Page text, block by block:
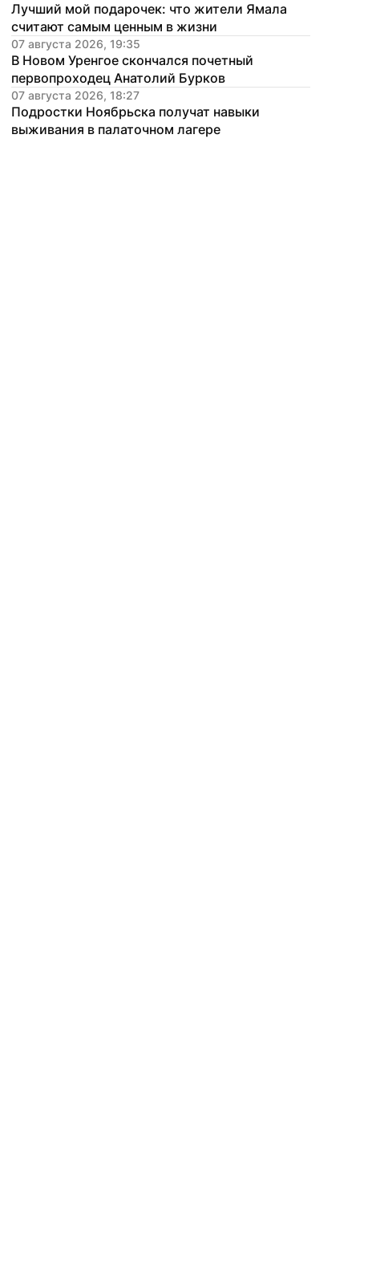
Лучший мой подарочек: что жители Ямала
считают самым ценным в жизни
07 августа 2026, 19:35
В Новом Уренгое скончался почетный
первопроходец Анатолий Бурков
07 августа 2026, 18:27
Подростки Ноябрьска получат навыки
выживания в палаточном лагере